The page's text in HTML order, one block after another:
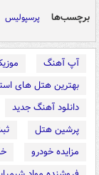
برچسب‌ها پرسپولیس
آپ آهنگ
بهترین هتل های
دانلود آهنگ جدید
پرشین هتل
مزایده خودرو